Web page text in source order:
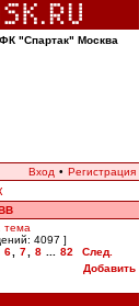
"Спартак" Москва
Вход • Регистрация
тема
4097 ]
6 7 8 82
След.
Добавить